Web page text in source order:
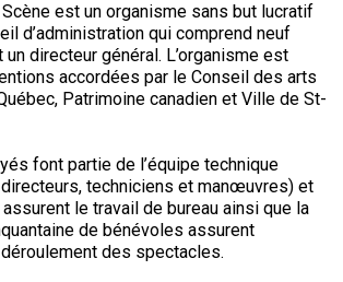
Beauce-Appalaches
est un organisme sans but lucratif
d’administration qui comprend neuf
directeur général. L’organisme est
accordées par le Conseil des arts
Patrimoine canadien et Ville de St-
font partie de l’équipe technique
techniciens et manœuvres) et
le travail de bureau ainsi que la
de bénévoles assurent
des spectacles.